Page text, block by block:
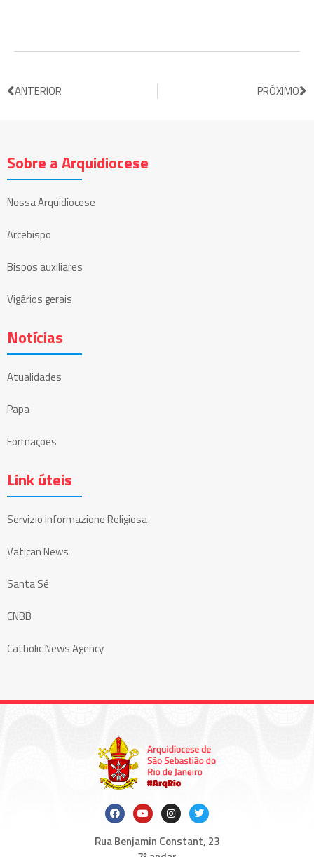
ANTERIOR PRÓXIMO
Sobre a Arquidiocese
Nossa Arquidiocese
Arcebispo
Bispos auxiliares
Vigários gerais
Notícias
Atualidades
Papa
Formações
Link úteis
Servizio Informazione Religiosa
Vatican News
Santa Sé
CNBB
Catholic News Agency
Rua Benjamin Constant, 23